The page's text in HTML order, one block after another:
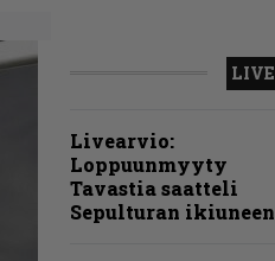
LIVE
Livearvio:
Loppuunmyyty
Tavastia saatteli
Sepulturan ikiuneen